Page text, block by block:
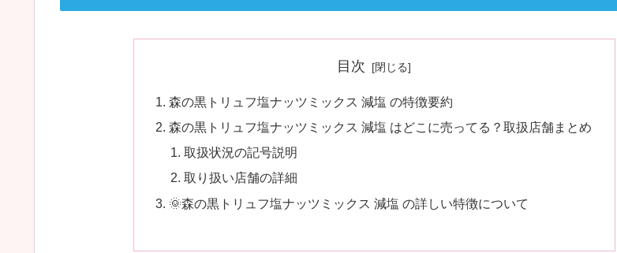
目次
森の黒トリュフ塩ナッツミックス 減塩 の特徴要約
森の黒トリュフ塩ナッツミックス 減塩 はどこに売ってる？取扱店舗まとめ
取扱状況の記号説明
取り扱い店舗の詳細
🌞森の黒トリュフ塩ナッツミックス 減塩 の詳しい特徴について